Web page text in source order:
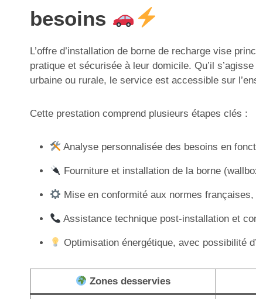
besoins
L’offre d’installation de borne de recharge vise
pratique et sécurisée à leur domicile. Qu’il
urbaine ou rurale, le service est accessible sur
Cette prestation comprend plusieurs étapes clés :
Analyse personnalisée des besoins en
Fourniture et installation de la borne
Mise en conformité aux normes
Assistance technique post-installation et
Optimisation énergétique, avec possibilité
Zones desservies